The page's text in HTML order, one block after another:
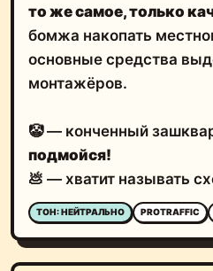
то же самое,только
бомжа накопать
основные средства
монтажёров.
🤡 — конченный
подмойся!
💩 — хватит называть
ТОН: НЕЙТРАЛЬНО PROTRAFFIC